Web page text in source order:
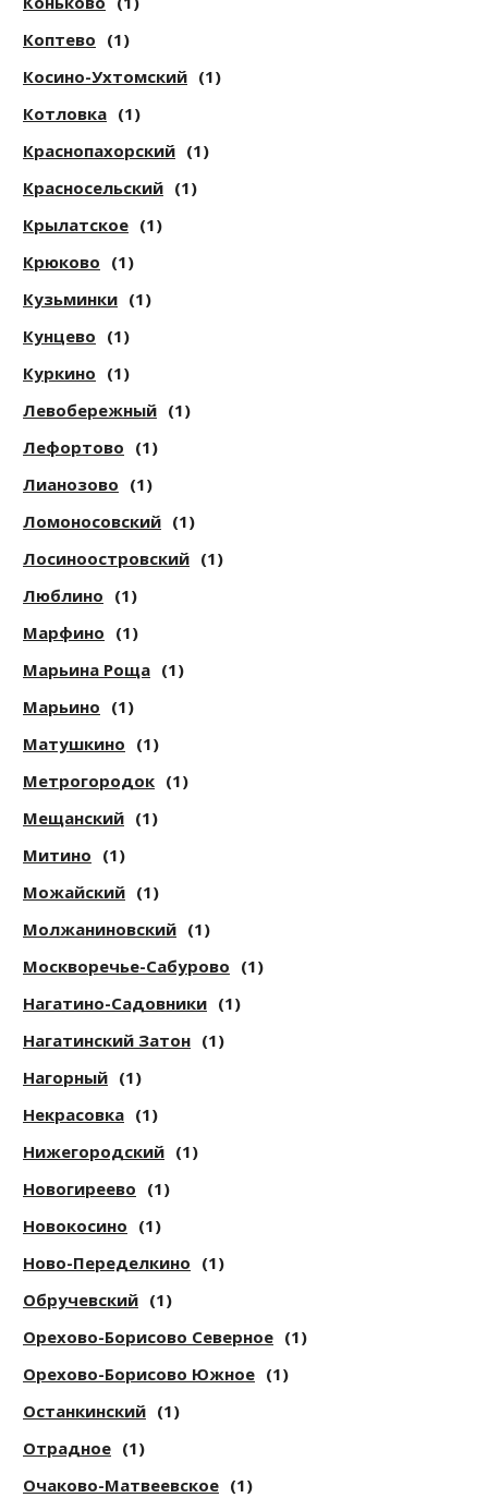
Коптево (1)
Косино-Ухтомский (1)
Котловка (1)
Краснопахорский (1)
Красносельский (1)
Крылатское (1)
Крюково (1)
Кузьминки (1)
Кунцево (1)
Куркино (1)
Левобережный (1)
Лефортово (1)
Лианозово (1)
Ломоносовский (1)
Лосиноостровский (1)
Люблино (1)
Марфино (1)
Марьина Роща (1)
Марьино (1)
Матушкино (1)
Метрогородок (1)
Мещанский (1)
Митино (1)
Можайский (1)
Молжаниновский (1)
Москворечье-Сабурово (1)
Нагатино-Садовники (1)
Нагатинский Затон (1)
Нагорный (1)
Некрасовка (1)
Нижегородский (1)
Новогиреево (1)
Новокосино (1)
Ново-Переделкино (1)
Обручевский (1)
Орехово-Борисово Северное (1)
Орехово-Борисово Южное (1)
Останкинский (1)
Отрадное (1)
Очаково-Матвеевское (1)